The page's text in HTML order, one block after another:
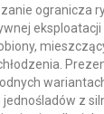
ogranicza
jednośladów z